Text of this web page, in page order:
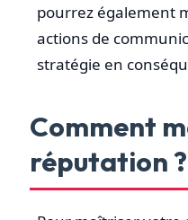
pourrez également
actions de
stratégie en
Comment
réputation ?